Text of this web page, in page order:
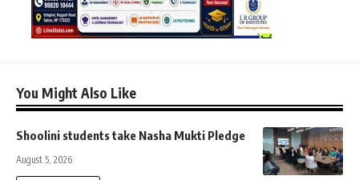
You Might Also Like
Shoolini students take Nasha Mukti Pledge
August 5, 2026